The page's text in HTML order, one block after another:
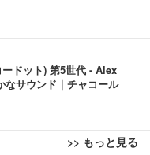
ドット) 第5世代 - Alex
なサウンド｜チャコール
>> もっと見る